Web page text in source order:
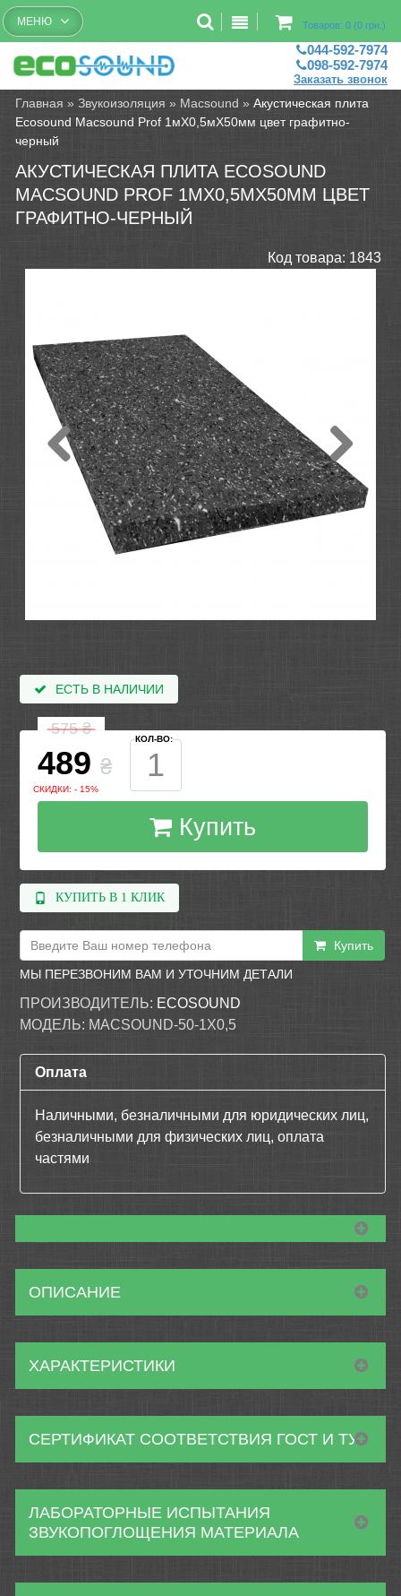
Бесплатный рассчет помещений
Товаров: 0 (0 грн.)
МЕНЮ
044-592-7974
098-592-7974
Заказать звонок
Главная »Звукоизоляция » Macsound »Акустическая плита
Ecosound Macsound Prof 1мХ0,5мХ50мм цвет графитно-
черный
АКУСТИЧЕСКАЯ ПЛИТА ECOSOUND
MACSOUND PROF 1МХ0,5МХ50ММ ЦВЕТ
ГРАФИТНО-ЧЕРНЫЙ
Код товара: 1843
ЕСТЬ В НАЛИЧИИ
575₴
489 ₴
СКИДКИ: - 15%
КОЛ-ВО:
Купить
КУПИТЬ В 1 КЛИК
Купить
МЫ ПЕРЕЗВОНИМ ВАМ И УТОЧНИМ ДЕТАЛИ
ПРОИЗВОДИТЕЛЬ: ECOSOUND
МОДЕЛЬ: MACSOUND-50-1X0,5
Оплата
Наличными, безналичными для юридических лиц,
безналичными для физических лиц, оплата
частями
ОПИСАНИЕ
ХАРАКТЕРИСТИКИ
СЕРТИФИКАТ СООТВЕТСТВИЯ ГОСТ И ТУ
ЛАБОРАТОРНЫЕ ИСПЫТАНИЯ
ЗВУКОПОГЛОЩЕНИЯ МАТЕРИАЛА